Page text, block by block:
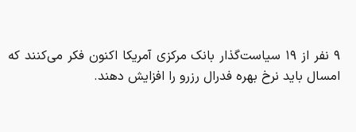
۹ نفر از ۱۹ سیاست‌گذار بانک مرکزی آمریکا اکنون فکر می‌کنند که
امسال باید نرخ بهره فدرال رزرو را افزایش دهند.